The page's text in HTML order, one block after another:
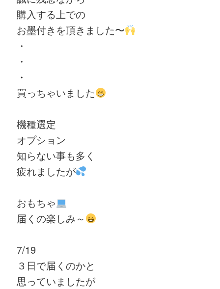
購入する上での
お墨付きを頂きました〜
・
・
・
買っちゃいました
機種選定
オプション
知らない事も多く
疲れましたが
おもちゃ
届くの楽しみ～
7/19
３日で届くのかと
思っていましたが